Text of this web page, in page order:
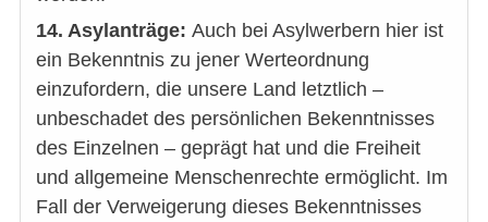
14. Asylanträge: Auch bei Asylwerbern hier ist
ein Bekenntnis zu jener Werteordnung
einzufordern, die unsere Land letztlich –
unbeschadet des persönlichen Bekenntnisses
des Einzelnen – geprägt hat und die Freiheit
und allgemeine Menschenrechte ermöglicht. Im
Fall der Verweigerung dieses Bekenntnisses